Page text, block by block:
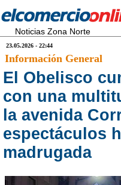
Noticias Zona Norte
23.05.2026 - 22:44
Información General
El Obelisco
con una
la avenida
espectáculos
madrugada